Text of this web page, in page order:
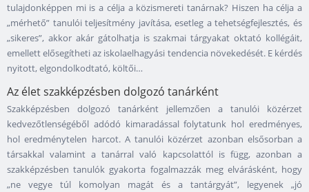
tulajdonképpen mi is a célja a közismereti tanárnak? Hiszen ha célja a
„mérhető” tanulói teljesítmény javítása, esetleg a tehetségfejlesztés, és
„sikeres”, akkor akár gátolhatja is szakmai tárgyakat oktató kollégáit,
emellett elősegítheti az iskolaelhagyási tendencia növekedését. E kérdés
nyitott, elgondolkodtató, költői…
Az élet szakképzésben dolgozó tanárként
Szakképzésben dolgozó tanárként jellemzően a tanulói közérzet
kedvezőtlenségéből adódó kimaradással folytatunk hol eredményes,
hol eredménytelen harcot. A tanulói közérzet azonban elsősorban a
társakkal valamint a tanárral való kapcsolattól is függ, azonban a
szakképzésben tanulók gyakorta fogalmazzák meg elvárásként, hogy
„ne vegye túl komolyan magát és a tantárgyát”, legyenek „jó